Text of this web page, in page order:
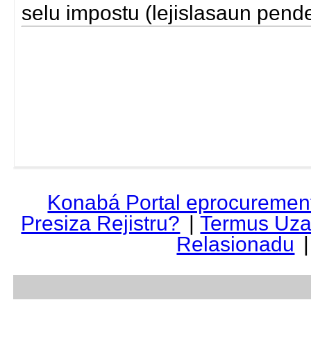
selu impostu (lejislasaun
Konabá Portal
Presiza Rejistru? |Termus
Relasionadu